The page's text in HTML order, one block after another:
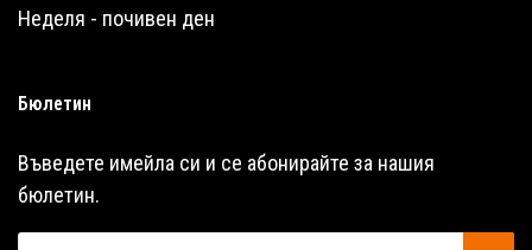
Неделя - почивен ден
Бюлетин
Въведете имейла си и се абонирайте за нашия
бюлетин.